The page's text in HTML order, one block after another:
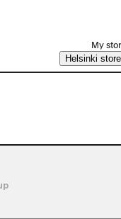
My
Helsinki store